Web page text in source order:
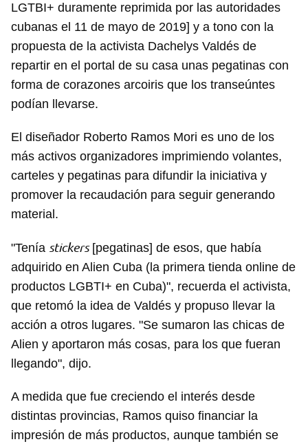
LGTBI+ duramente reprimida por las autoridades
cubanas el 11 de mayo de 2019] y a tono con la
propuesta de la activista Dachelys Valdés de
repartir en el portal de su casa unas pegatinas con
forma de corazones arcoiris que los transeúntes
podían llevarse.
El diseñador Roberto Ramos Mori es uno de los
más activos organizadores imprimiendo volantes,
carteles y pegatinas para difundir la iniciativa y
promover la recaudación para seguir generando
material.
"Tenía stickers[pegatinas] de esos, que había
adquirido en Alien Cuba (la primera tienda online de
productos LGBTI+ en Cuba)", recuerda el activista,
que retomó la idea de Valdés y propuso llevar la
acción a otros lugares. "Se sumaron las chicas de
Alien y aportaron más cosas, para los que fueran
llegando", dijo.
A medida que fue creciendo el interés desde
distintas provincias, Ramos quiso financiar la
impresión de más productos, aunque también se